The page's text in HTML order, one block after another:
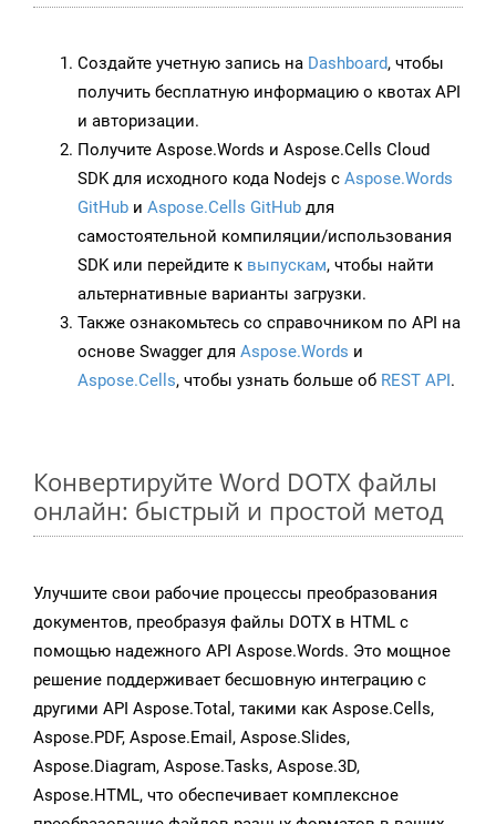
Создайте учетную запись на Dashboard, чтобы
получить бесплатную информацию о квотах API
и авторизации.
Получите Aspose.Words и Aspose.Cells Cloud
SDK для исходного кода Nodejs с Aspose.Words
GitHub и Aspose.Cells GitHub для
самостоятельной компиляции/использования
SDK или перейдите к выпускам, чтобы найти
альтернативные варианты загрузки.
Также ознакомьтесь со справочником по API на
основе Swagger для Aspose.Words и
Aspose.Cells, чтобы узнать больше об REST API.
Конвертируйте Word DOTX файлы
онлайн: быстрый и простой метод
Улучшите свои рабочие процессы преобразования
документов, преобразуя файлы DOTX в HTML с
помощью надежного API Aspose.Words. Это мощное
решение поддерживает бесшовную интеграцию с
другими API Aspose.Total, такими как Aspose.Cells,
Aspose.PDF, Aspose.Email, Aspose.Slides,
Aspose.Diagram, Aspose.Tasks, Aspose.3D,
Aspose.HTML, что обеспечивает комплексное